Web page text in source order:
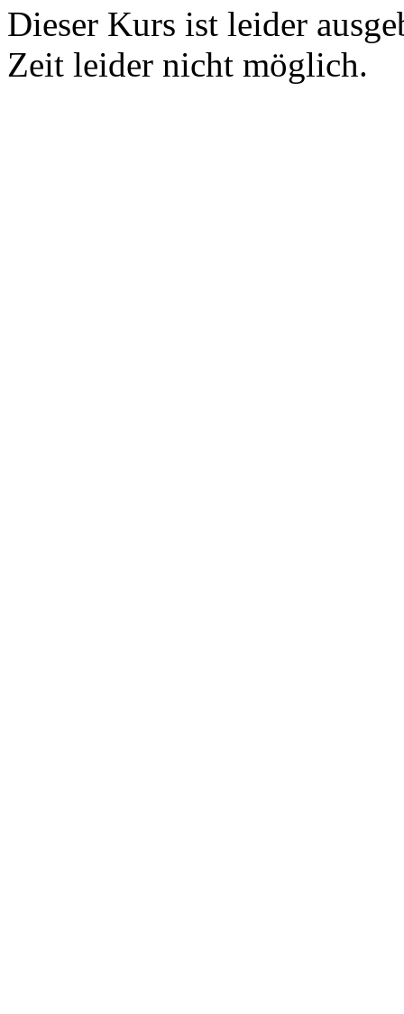
Dieser Kurs ist leider
Zeit leider nicht möglich.